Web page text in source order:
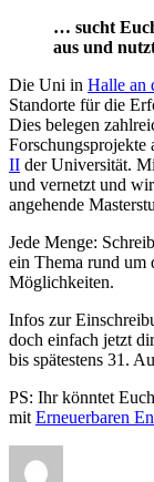
… sucht
aus und
Die Uni in Halle an
Standorte für die
Dies belegen
Forschungsprojekte
II der Universität.
und vernetzt und
angehende
Jede Menge:
ein Thema rund um
Möglichkeiten.
Infos zur
doch einfach jetzt
bis spätestens 31.
PS: Ihr könntet
mit Erneuerbaren